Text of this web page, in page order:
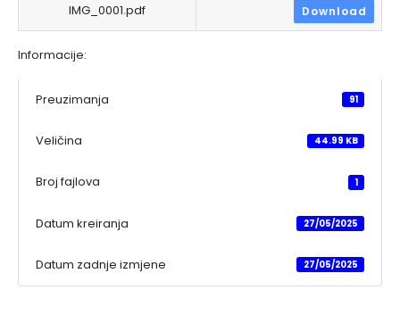
IMG_0001.pdf Download
Informacije:
Preuzimanja 91
Veličina 44.99 KB
Broj fajlova 1
Datum kreiranja 27/05/2025
Datum zadnje izmjene 27/05/2025